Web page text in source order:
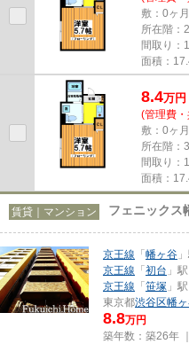
敷：0ヶ
所在階：
間取り：
面積：
8.4万円
(管理費
敷：0ヶ
所在階：
間取り：
面積：
賃貸｜マンション フェニックス
京王線 「幡ヶ谷
京王線 「初台 」
京王線 「笹塚 」
東京都渋谷区幡
8.8万円
築年数：築26年